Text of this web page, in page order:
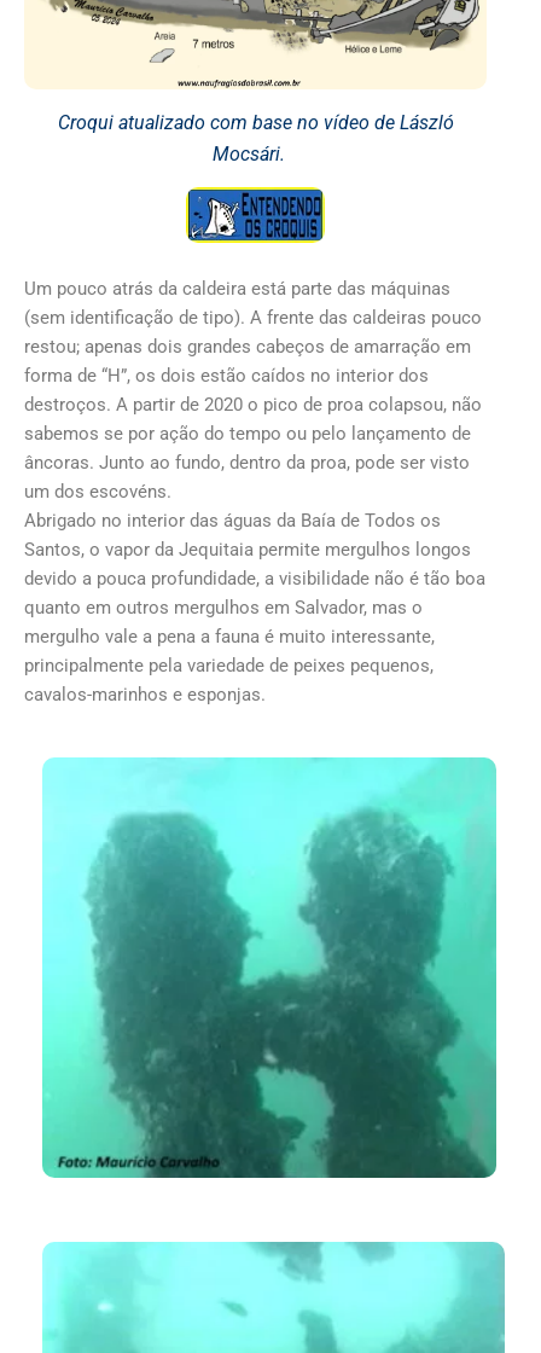
Croqui atualizado com base no vídeo de László
Mocsári.
Um pouco atrás da caldeira está parte das máquinas
(sem identificação de tipo). A frente das caldeiras pouco
restou; apenas dois grandes cabeços de amarração em
forma de “H”, os dois estão caídos no interior dos
destroços. A partir de 2020 o pico de proa colapsou, não
sabemos se por ação do tempo ou pelo lançamento de
âncoras. Junto ao fundo, dentro da proa, pode ser visto
um dos escovéns.
Abrigado no interior das águas da Baía de Todos os
Santos, o vapor da Jequitaia permite mergulhos longos
devido a pouca profundidade, a visibilidade não é tão boa
quanto em outros mergulhos em Salvador, mas o
mergulho vale a pena a fauna é muito interessante,
principalmente pela variedade de peixes pequenos,
cavalos-marinhos e esponjas.